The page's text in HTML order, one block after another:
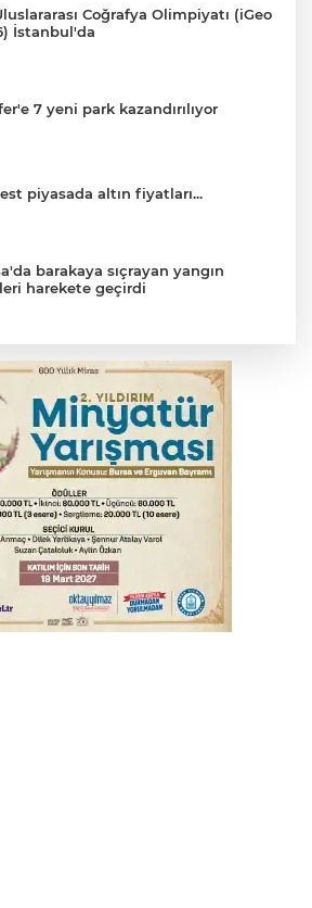
Coğrafya Olimpiyatı (iGeo
İstanbul'da
7 yeni park kazandırılıyor
piyasada altın fiyatları...
barakaya sıçrayan yangın
harekete geçirdi
primle çalışanlara müjde
Basketbol'da sağlık kontrolleri
bugün hava nasıl olacak?
iş arayanlara destek